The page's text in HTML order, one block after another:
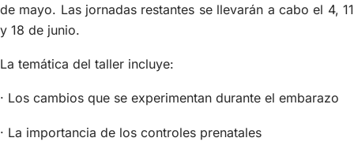
de mayo. Las jornadas restantes se llevarán a cabo el 4, 11
y 18 de junio.
La temática del taller incluye:
· Los cambios que se experimentan durante el embarazo
· La importancia de los controles prenatales